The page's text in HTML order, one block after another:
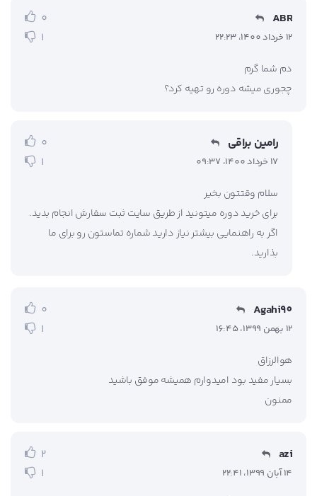
ABR
12 خرداد 1400، 22:23
0
1
دم شما گرم
چجوری میشه دوره رو تهیه کرد؟
رامین براقی
17 خرداد 1400، 09:37
0
1
سلام وقتتون بخیر
برای خرید دوره میتونید از طریق سایت ثبت سفارش انجام بدید.
اگر به راهنمایی بیشتر نیاز دارید شماره تماستون رو برای ما
بذارید.
Agahi90
12 بهمن 1399، 16:45
0
1
هوالرزاق
بسیار مفید بود امیدوارم همیشه موفق باشید
ممنون
azi
14 آبان 1399، 22:41
2
1